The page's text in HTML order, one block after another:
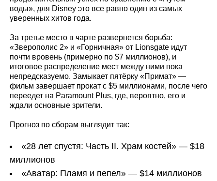
воды», для Disney это все равно один из самых
уверенных хитов года.
За третье место в чарте развернется борьба:
«Зверополис 2» и «Горничная» от Lionsgate идут
почти вровень (примерно по $7 миллионов), и
итоговое распределение мест между ними пока
непредсказуемо. Замыкает пятёрку «Примат» —
фильм завершает прокат с $5 миллионами, после чего
переедет на Paramount Plus, где, вероятно, его и
ждали основные зрители.
Прогноз по сборам выглядит так:
«28 лет спустя: Часть II. Храм костей» — $18
миллионов
«Аватар: Пламя и пепел» — $14 миллионов